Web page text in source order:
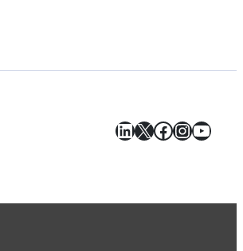
LinkedIn
X Facebook